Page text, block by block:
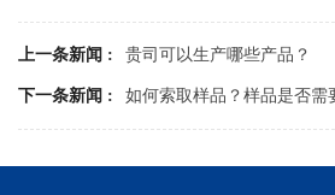
上一条新闻 : 贵司可以生产哪些产品？
下一条新闻 : 如何索取样品？样品是否需